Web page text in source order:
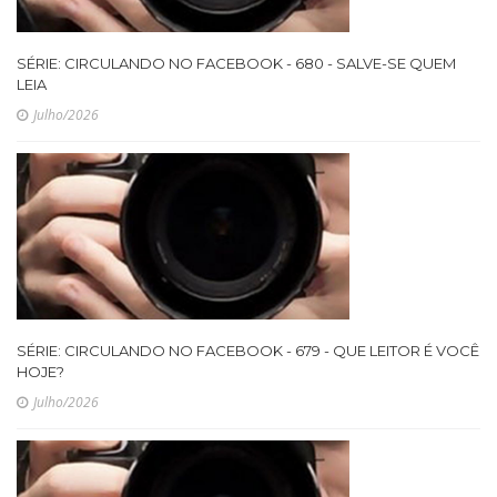
SÉRIE: CIRCULANDO NO FACEBOOK - 680 - SALVE-SE QUEM
LEIA
Julho/2026
SÉRIE: CIRCULANDO NO FACEBOOK - 679 - QUE LEITOR É VOCÊ
HOJE?
Julho/2026